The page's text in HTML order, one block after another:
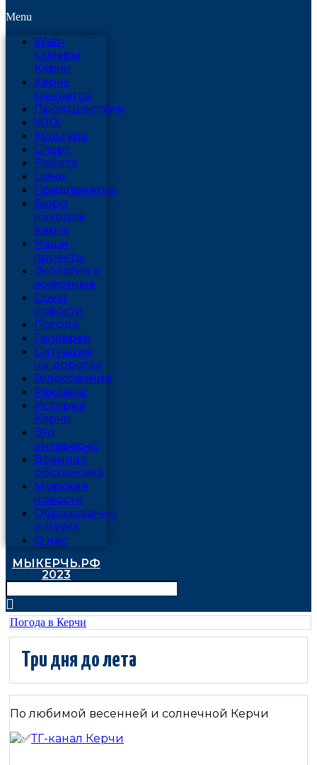
Menu
Web-
камеры
Керчи
Керчь
меняется
Проиcшествия
ЖКХ
Культура
Спорт
Работа
Цены
Предприятия
Бюро
находок
Керчь
Наши
проекты
Экология и
животные
Covid
новости
Погода
Галлерея
Ситуация
на дорогах
Голосования
Реклама
История
Керчи
Это
интересно
Военная
обстановка
Морские
новости
Образование
и наука
О нас
МЫКЕРЧЬ.РФ
2023
Погода в Керчи
Три дня до лета
По любимой весенней и солнечной Керчи
ТГ-канал Керчи